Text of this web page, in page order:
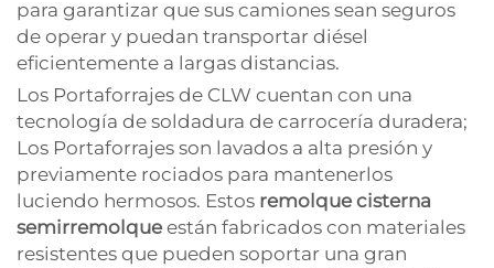
para garantizar que sus camiones sean seguros
de operar y puedan transportar diésel
eficientemente a largas distancias.
Los Portaforrajes de CLW cuentan con una
tecnología de soldadura de carrocería duradera;
Los Portaforrajes son lavados a alta presión y
previamente rociados para mantenerlos
luciendo hermosos. Estos remolque cisterna
semirremolque están fabricados con materiales
resistentes que pueden soportar una gran